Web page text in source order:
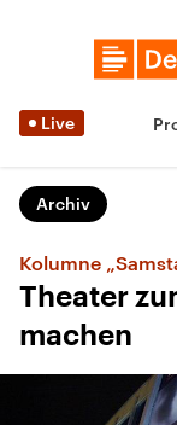
Live
Archiv
Kolumne
Theater
machen